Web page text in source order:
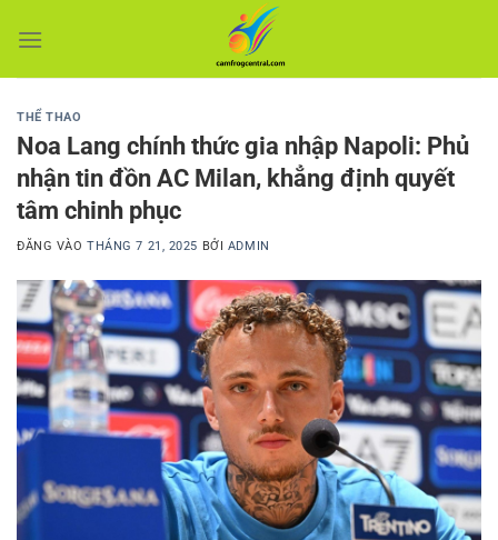
qua
THỂ THAO
Noa Lang chính thức gia nhập Napoli: Phủ
nhận tin đồn AC Milan, khẳng định quyết
tâm chinh phục
ĐĂNG VÀOTHÁNG 7 21, 2025 BỞI ADMIN